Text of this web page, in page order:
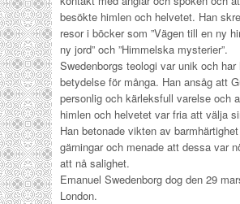
besökte himlen och helvetet. Han
resor i böcker som ”Vägen till en ny
ny jord” och ”Himmelska mysterier”.
Swedenborgs teologi var unik och
betydelse för många. Han ansåg att
personlig och kärleksfull varelse och
himlen och helvetet var fria att välja
Han betonade vikten av
gärningar och menade att dessa var
att nå salighet.
Emanuel Swedenborg dog den 29
London.